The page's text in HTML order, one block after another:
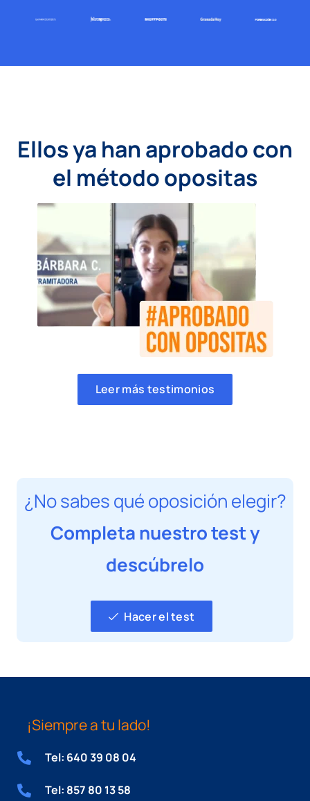
Ellos ya han aprobado con
el método opositas
Leer más testimonios
¿No sabes qué oposición elegir?
Completa nuestro test y
descúbrelo
Hacer el test
¡Siempre a tu lado!
Tel: 640 39 08 04
Tel: 857 80 13 58